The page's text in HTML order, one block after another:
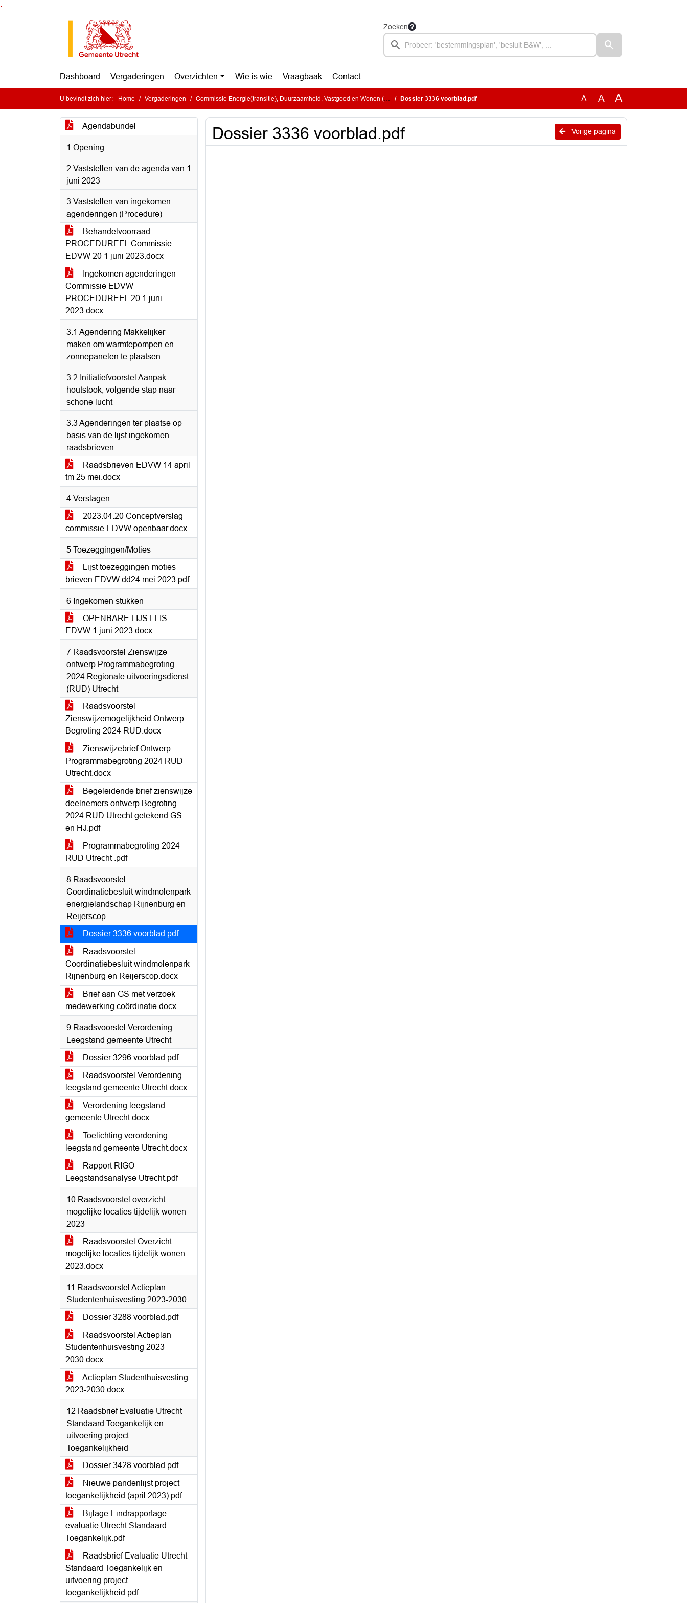
Zoeken
Dashboard Vergaderingen Overzichten Wie is wie Vraagbaak Contact
U bevindt zich hier: Home Vergaderingen Commissie Energie(transitie), Duurzaamheid, Vastgoed en Wonen (donderdag 1 juni 2023) Dossier 3336 voorblad.pdf A A A
Agendabundel
1 Opening
2 Vaststellen van de agenda van 1
juni 2023
3 Vaststellen van ingekomen
agenderingen (Procedure)
Behandelvoorraad
PROCEDUREEL Commissie
EDVW 20 1 juni 2023.docx
Ingekomen agenderingen
Commissie EDVW
PROCEDUREEL 20 1 juni
2023.docx
3.1 Agendering Makkelijker
maken om warmtepompen en
zonnepanelen te plaatsen
3.2 Initiatiefvoorstel Aanpak
houtstook, volgende stap naar
schone lucht
3.3 Agenderingen ter plaatse op
basis van de lijst ingekomen
raadsbrieven
Raadsbrieven EDVW 14 april
tm 25 mei.docx
4 Verslagen
2023.04.20 Conceptverslag
commissie EDVW openbaar.docx
5 Toezeggingen/Moties
Lijst toezeggingen-moties-
brieven EDVW dd24 mei 2023.pdf
6 Ingekomen stukken
OPENBARE LIJST LIS
EDVW 1 juni 2023.docx
7 Raadsvoorstel Zienswijze
ontwerp Programmabegroting
2024 Regionale uitvoeringsdienst
(RUD) Utrecht
Raadsvoorstel
Zienswijzemogelijkheid Ontwerp
Begroting 2024 RUD.docx
Zienswijzebrief Ontwerp
Programmabegroting 2024 RUD
Utrecht.docx
Begeleidende brief zienswijze
deelnemers ontwerp Begroting
2024 RUD Utrecht getekend GS
en HJ.pdf
Programmabegroting 2024
RUD Utrecht .pdf
8 Raadsvoorstel
Coördinatiebesluit windmolenpark
energielandschap Rijnenburg en
Reijerscop
Dossier 3336 voorblad.pdf
Raadsvoorstel
Coördinatiebesluit windmolenpark
Rijnenburg en Reijerscop.docx
Brief aan GS met verzoek
medewerking coördinatie.docx
9 Raadsvoorstel Verordening
Leegstand gemeente Utrecht
Dossier 3296 voorblad.pdf
Raadsvoorstel Verordening
leegstand gemeente Utrecht.docx
Verordening leegstand
gemeente Utrecht.docx
Toelichting verordening
leegstand gemeente Utrecht.docx
Rapport RIGO
Leegstandsanalyse Utrecht.pdf
10 Raadsvoorstel overzicht
mogelijke locaties tijdelijk wonen
2023
Raadsvoorstel Overzicht
mogelijke locaties tijdelijk wonen
2023.docx
11 Raadsvoorstel Actieplan
Studentenhuisvesting 2023-2030
Dossier 3288 voorblad.pdf
Raadsvoorstel Actieplan
Studentenhuisvesting 2023-
2030.docx
Actieplan Studenthuisvesting
2023-2030.docx
12 Raadsbrief Evaluatie Utrecht
Standaard Toegankelijk en
uitvoering project
Toegankelijkheid
Dossier 3428 voorblad.pdf
Nieuwe pandenlijst project
toegankelijkheid (april 2023).pdf
Bijlage Eindrapportage
evaluatie Utrecht Standaard
Toegankelijk.pdf
Raadsbrief Evaluatie Utrecht
Standaard Toegankelijk en
uitvoering project
toegankelijkheid.pdf
Vorige pagina
Dossier 3336 voorblad.pdf